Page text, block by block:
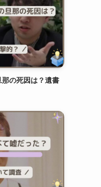
那の死因は？遺書